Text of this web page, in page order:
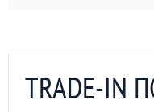
TRADE-IN